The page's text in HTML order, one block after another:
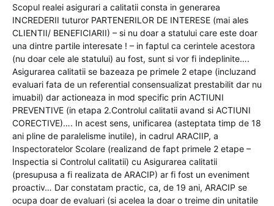
Scopul realei asigurari a calitatii consta in generarea
INCREDERII tuturor PARTENERILOR DE INTERESE (mai ales
CLIENTII/ BENEFICIARII) – si nu doar a statului care este doar
una dintre partile interesate ! – in faptul ca cerintele acestora
(nu doar cele ale statului) au fost, sunt si vor fi indeplinite….
Asigurarea calitatii se bazeaza pe primele 2 etape (incluzand
evaluari fata de un referential consensualizat prestabilit dar nu
imuabil) dar actioneaza in mod specific prin ACTIUNI
PREVENTIVE (in etapa 2.Controlul calitatii avand si ACTIUNI
CORECTIVE)…. In acest sens, unificarea (asteptata timp de 18
ani pline de paralelisme inutile), in cadrul ARACIIP, a
Inspectoratelor Scolare (realizand de fapt primele 2 etape –
Inspectia si Controlul calitatii) cu Asigurarea calitatii
(presupusa a fi realizata de ARACIP) ar fi fost un eveniment
proactiv… Dar constatam practic, ca, de 19 ani, ARACIP se
ocupa doar de evaluari (si acelea la doar o treime din unitatile